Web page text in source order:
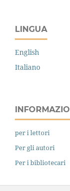
LINGUA
English
Italiano
per i lettori
Per gli autori
Per i bibliotecari